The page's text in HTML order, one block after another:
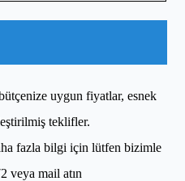
uygun fiyatlar, esnek
teklifler.
fazla bilgi için lütfen bizimle
veya mail atın